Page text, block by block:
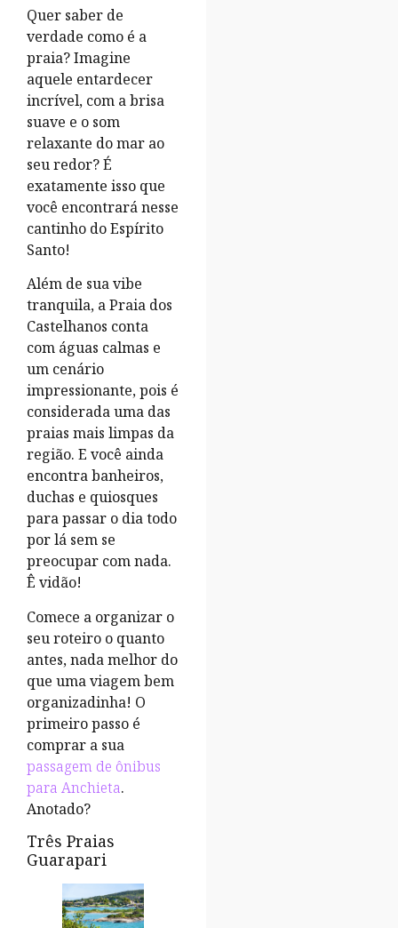
Quer saber de
verdade como é a
praia? Imagine
aquele entardecer
incrível, com a brisa
suave e o som
relaxante do mar ao
seu redor? É
exatamente isso que
você encontrará nesse
cantinho do Espírito
Santo!
Além de sua vibe
tranquila, a Praia dos
Castelhanos conta
com águas calmas e
um cenário
impressionante, pois é
considerada uma das
praias mais limpas da
região. E você ainda
encontra banheiros,
duchas e quiosques
para passar o dia todo
por lá sem se
preocupar com nada.
Ê vidão!
Comece a organizar o
seu roteiro o quanto
antes, nada melhor do
que uma viagem bem
organizadinha! O
primeiro passo é
comprar a sua
passagem de ônibus
para Anchieta.
Anotado?
Três Praias
Guarapari